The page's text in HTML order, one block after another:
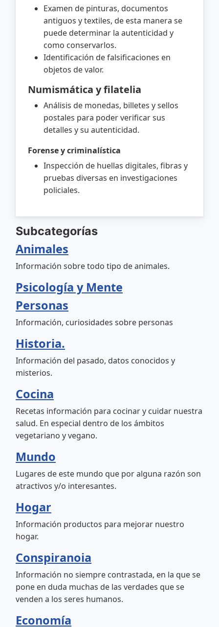
Examen de pinturas, documentos
antiguos y textiles, de esta manera se
puede determinar la autenticidad y
como conservarlos.
Identificación de falsificaciones en
objetos de valor.
Numismática y filatelia
Análisis de monedas, billetes y sellos
postales para poder verificar sus
detalles y su autenticidad.
Forense y criminalística
Inspección de huellas digitales, fibras y
pruebas diversas en investigaciones
policiales.
Subcategorías
Animales
Información sobre todo tipo de animales.
Psicología y Mente
Personas
Información, curiosidades sobre personas
Historia.
Información del pasado, datos conocidos y
misterios.
Cocina
Recetas información para cocinar y cuidar nuestra
salud. En especial dentro de los ámbitos
vegetariano y vegano.
Mundo
Lugares de este mundo que por alguna razón son
atractivos y/o interesantes.
Hogar
Información productos para mejorar nuestro
hogar.
Conspiranoia
Información no siempre contrastada, en la que se
pone en duda muchas de las verdades que se
venden a los seres humanos.
Economía